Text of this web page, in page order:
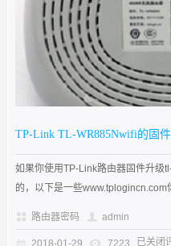
TP-Link TL-WR885Nwifi的固
如果你使用TP-Link路由器固件升级
的，以下是一些www.tplogincn.com
路由器密码 admin
已关闭